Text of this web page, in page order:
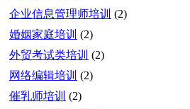
企业信息管理师培训 (2)
婚姻家庭培训 (2)
外贸考试类培训 (2)
网络编辑培训 (2)
催乳师培训 (2)